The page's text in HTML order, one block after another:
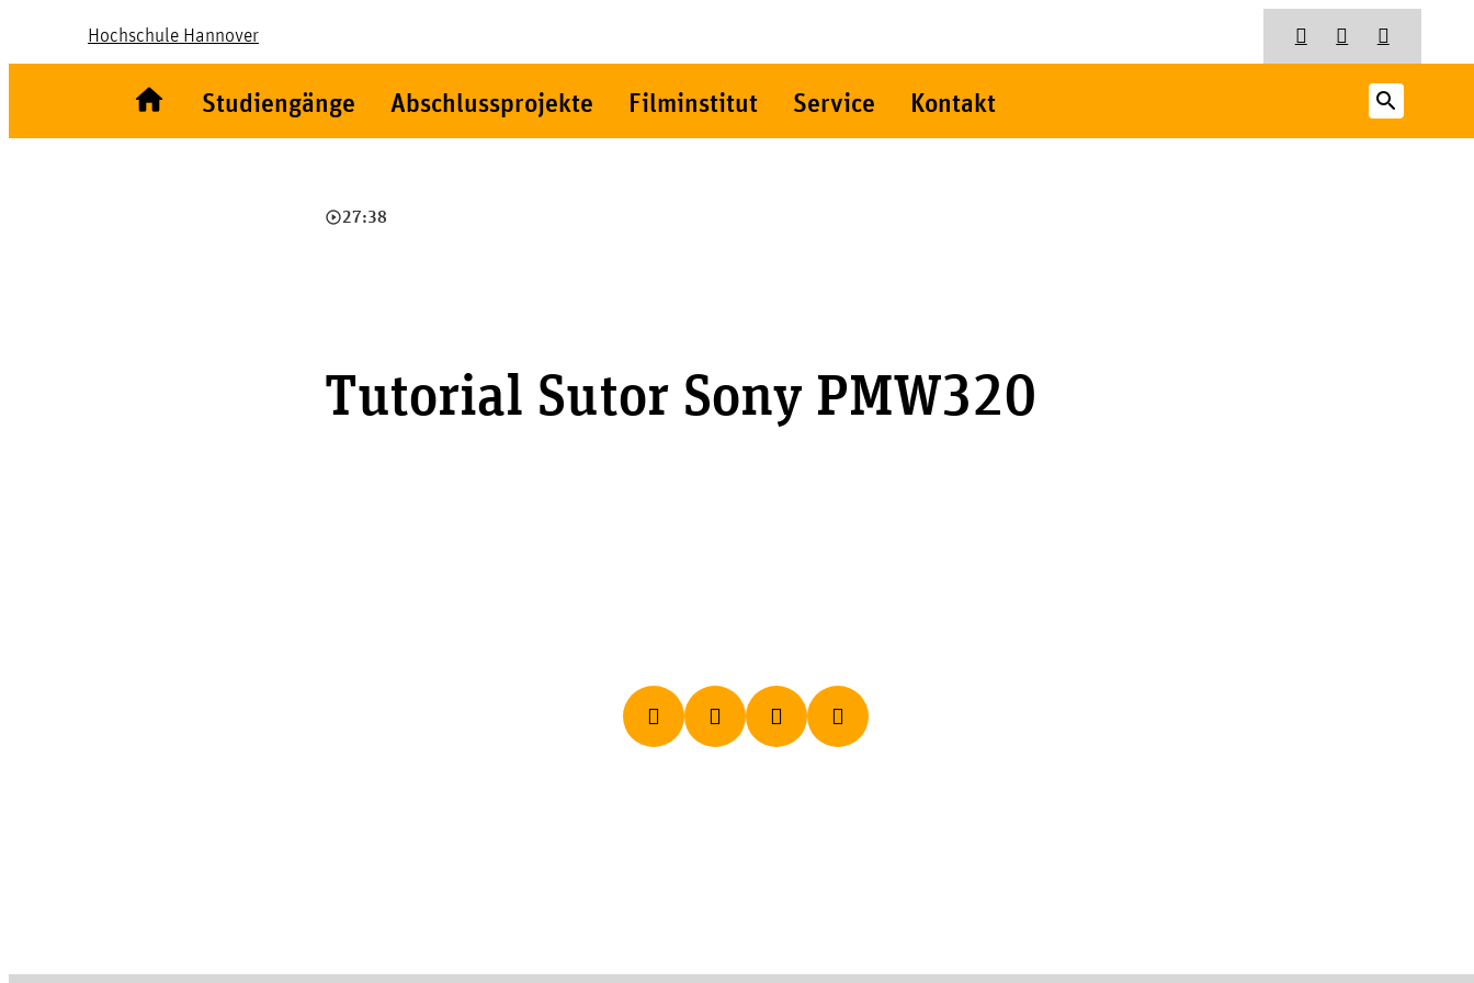
Hochschule Hannover
Studiengänge Abschlussprojekte Filminstitut Service Kontakt search
play_circle_outline27:38
Tutorial Sutor Sony PMW320